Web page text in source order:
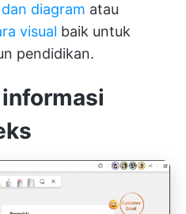
diagram atau
visual baik untuk
pendidikan.